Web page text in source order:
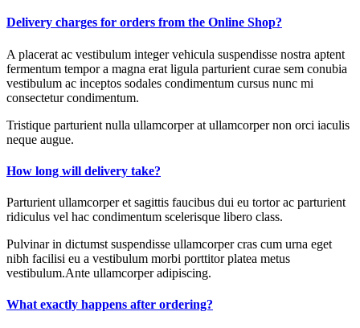
Delivery charges for orders from the Online Shop?
A placerat ac vestibulum integer vehicula suspendisse nostra aptent
fermentum tempor a magna erat ligula parturient curae sem conubia
vestibulum ac inceptos sodales condimentum cursus nunc mi
consectetur condimentum.
Tristique parturient nulla ullamcorper at ullamcorper non orci iaculis
neque augue.
How long will delivery take?
Parturient ullamcorper et sagittis faucibus dui eu tortor ac parturient
ridiculus vel hac condimentum scelerisque libero class.
Pulvinar in dictumst suspendisse ullamcorper cras cum urna eget
nibh facilisi eu a vestibulum morbi porttitor platea metus
vestibulum.Ante ullamcorper adipiscing.
What exactly happens after ordering?